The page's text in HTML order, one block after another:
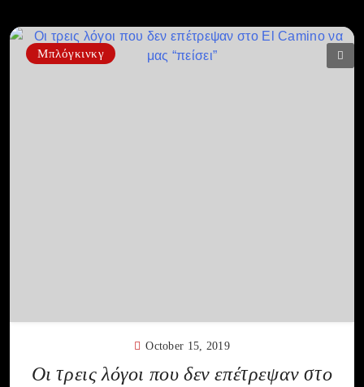
Μπλόγκινκγ
October 15, 2019
Οι τρεις λόγοι που δεν επέτρεψαν στο